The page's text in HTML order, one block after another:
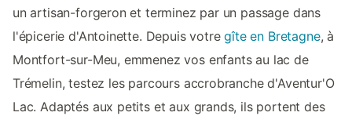
un artisan-forgeron et terminez par un passage dans
l'épicerie d'Antoinette. Depuis votregîte en Bretagne, à
Montfort-sur-Meu, emmenez vos enfants au lac de
Trémelin, testez les parcours accrobranche d'Aventur'O
Lac. Adaptés aux petits et aux grands, ils portent des